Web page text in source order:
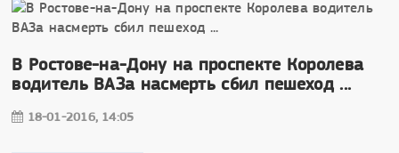
В Ростове-на-Дону на проспекте Королева
водитель ВАЗа насмерть сбил пешеход ...
18-01-2016, 14:05